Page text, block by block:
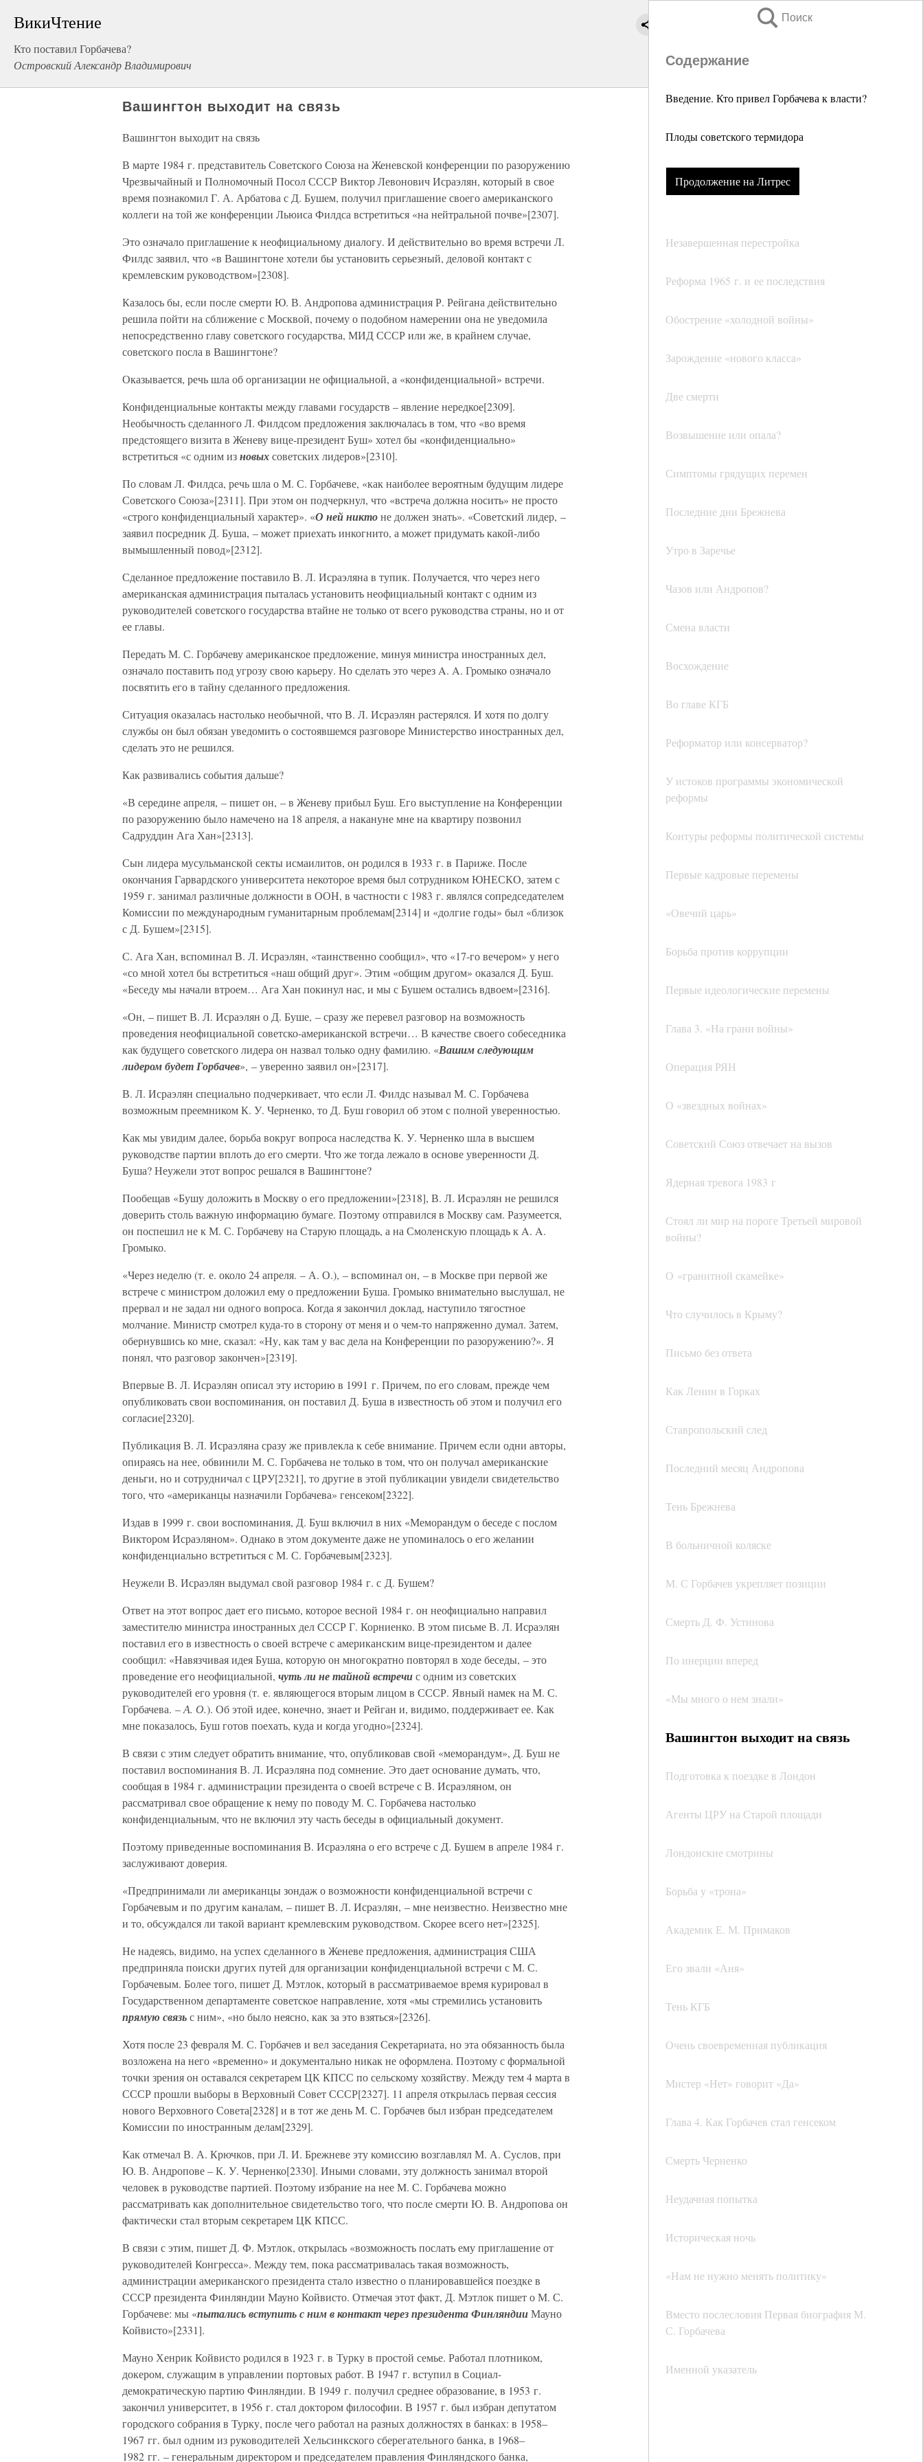
ВикиЧтение
Кто поставил Горбачева?
Островский Александр Владимирович
Поиск
Содержание
Введение. Кто привел Горбачева к власти?
Плоды советского термидора
Продолжение на Литрес
Незавершенная перестройка
Реформа 1965 г. и ее последствия
Обострение «холодной войны»
Зарождение «нового класса»
Две смерти
Возвышение или опала?
Симптомы грядущих перемен
Последние дни Брежнева
Утро в Заречье
Чазов или Андропов?
Смена власти
Восхождение
Во главе КГБ
Реформатор или консерватор?
У истоков программы экономической
реформы
Контуры реформы политической системы
Первые кадровые перемены
«Овечий царь»
Борьба против коррупции
Первые идеологические перемены
Глава 3. «На грани войны»
Операция РЯН
О «звездных войнах»
Советский Союз отвечает на вызов
Ядерная тревога 1983 г
Стоял ли мир на пороге Третьей мировой
войны?
О «гранитной скамейке»
Что случилось в Крыму?
Письмо без ответа
Как Ленин в Горках
Ставропольский след
Последний месяц Андропова
Тень Брежнева
В больничной коляске
М. С Горбачев укрепляет позиции
Смерть Д. Ф. Устинова
По инерции вперед
«Мы много о нем знали»
Вашингтон выходит на связь
Подготовка к поездке в Лондон
Агенты ЦРУ на Старой площади
Лондонские смотрины
Борьба у «трона»
Академик Е. М. Примаков
Его звали «Аня»
Тень КГБ
Очень своевременная публикация
Мистер «Нет» говорит «Да»
Глава 4. Как Горбачев стал генсеком
Смерть Черненко
Неудачная попытка
Историческая ночь
«Нам не нужно менять политику»
Вместо послесловия Первая биография М.
С. Горбачева
Именной указатель
Вашингтон выходит на связь
Вашингтон выходит на связь
В марте 1984 г. представитель Советского Союза на Женевской конференции по разоружению
Чрезвычайный и Полномочный Посол СССР Виктор Левонович Исраэлян, который в свое
время познакомил Г. А. Арбатова с Д. Бушем, получил приглашение своего американского
коллеги на той же конференции Льюиса Филдса встретиться «на нейтральной почве»[2307].
Это означало приглашение к неофициальному диалогу. И действительно во время встречи Л.
Филдс заявил, что «в Вашингтоне хотели бы установить серьезный, деловой контакт с
кремлевским руководством»[2308].
Казалось бы, если после смерти Ю. В. Андропова администрация Р. Рейгана действительно
решила пойти на сближение с Москвой, почему о подобном намерении она не уведомила
непосредственно главу советского государства, МИД СССР или же, в крайнем случае,
советского посла в Вашингтоне?
Оказывается, речь шла об организации не официальной, а «конфиденциальной» встречи.
Конфиденциальные контакты между главами государств – явление нередкое[2309].
Необычность сделанного Л. Филдсом предложения заключалась в том, что «во время
предстоящего визита в Женеву вице-президент Буш» хотел бы «конфиденциально»
встретиться «с одним изновыхсоветских лидеров»[2310].
По словам Л. Филдса, речь шла о М. С. Горбачеве, «как наиболее вероятным будущим лидере
Советского Союза»[2311]. При этом он подчеркнул, что «встреча должна носить» не просто
«строго конфиденциальный характер». «О ней никтоне должен знать». «Советский лидер, –
заявил посредник Д. Буша, – может приехать инкогнито, а может придумать какой-либо
вымышленный повод»[2312].
Сделанное предложение поставило В. Л. Исраэляна в тупик. Получается, что через него
американская администрация пыталась установить неофициальный контакт с одним из
руководителей советского государства втайне не только от всего руководства страны, но и от
ее главы.
Передать М. С. Горбачеву американское предложение, минуя министра иностранных дел,
означало поставить под угрозу свою карьеру. Но сделать это через A. A. Громыко означало
посвятить его в тайну сделанного предложения.
Ситуация оказалась настолько необычной, что В. Л. Исраэлян растерялся. И хотя по долгу
службы он был обязан уведомить о состоявшемся разговоре Министерство иностранных дел,
сделать это не решился.
Как развивались события дальше?
«В середине апреля, – пишет он, – в Женеву прибыл Буш. Его выступление на Конференции
по разоружению было намечено на 18 апреля, а накануне мне на квартиру позвонил
Садруддин Ага Хан»[2313].
Сын лидера мусульманской секты исмаилитов, он родился в 1933 г. в Париже. После
окончания Гарвардского университета некоторое время был сотрудником ЮНЕСКО, затем с
1959 г. занимал различные должности в ООН, в частности с 1983 г. являлся сопредседателем
Комиссии по международным гуманитарным проблемам[2314] и «долгие годы» был «близок
с Д. Бушем»[2315].
С. Ага Хан, вспоминал В. Л. Исраэлян, «таинственно сообщил», что «17-го вечером» у него
«со мной хотел бы встретиться «наш общий друг». Этим «общим другом» оказался Д. Буш.
«Беседу мы начали втроем… Ага Хан покинул нас, и мы с Бушем остались вдвоем»[2316].
«Он, – пишет В. Л. Исраэлян о Д. Буше, – сразу же перевел разговор на возможность
проведения неофициальной советско-американской встречи… В качестве своего собеседника
как будущего советского лидера он назвал только одну фамилию. «Вашим следующим
лидером будет Горбачев», – уверенно заявил он»[2317].
В. Л. Исраэлян специально подчеркивает, что если Л. Филдс называл М. С. Горбачева
возможным преемником К. У. Черненко, то Д. Буш говорил об этом с полной уверенностью.
Как мы увидим далее, борьба вокруг вопроса наследства К. У. Черненко шла в высшем
руководстве партии вплоть до его смерти. Что же тогда лежало в основе уверенности Д.
Буша? Неужели этот вопрос решался в Вашингтоне?
Пообещав «Бушу доложить в Москву о его предложении»[2318], В. Л. Исраэлян не решился
доверить столь важную информацию бумаге. Поэтому отправился в Москву сам. Разумеется,
он поспешил не к М. С. Горбачеву на Старую площадь, а на Смоленскую площадь к A. A.
Громыко.
«Через неделю (т. е. около 24 апреля. – А. О.), – вспоминал он, – в Москве при первой же
встрече с министром доложил ему о предложении Буша. Громыко внимательно выслушал, не
прервал и не задал ни одного вопроса. Когда я закончил доклад, наступило тягостное
молчание. Министр смотрел куда-то в сторону от меня и о чем-то напряженно думал. Затем,
обернувшись ко мне, сказал: «Ну, как там у вас дела на Конференции по разоружению?». Я
понял, что разговор закончен»[2319].
Впервые В. Л. Исраэлян описал эту историю в 1991 г. Причем, по его словам, прежде чем
опубликовать свои воспоминания, он поставил Д. Буша в известность об этом и получил его
согласие[2320].
Публикация В. Л. Исраэляна сразу же привлекла к себе внимание. Причем если одни авторы,
опираясь на нее, обвинили М. С. Горбачева не только в том, что он получал американские
деньги, но и сотрудничал с ЦРУ[2321], то другие в этой публикации увидели свидетельство
того, что «американцы назначили Горбачева» генсеком[2322].
Издав в 1999 г. свои воспоминания, Д. Буш включил в них «Меморандум о беседе с послом
Виктором Исраэляном». Однако в этом документе даже не упоминалось о его желании
конфиденциально встретиться с М. С. Горбачевым[2323].
Неужели В. Исраэлян выдумал свой разговор 1984 г. с Д. Бушем?
Ответ на этот вопрос дает его письмо, которое весной 1984 г. он неофициально направил
заместителю министра иностранных дел СССР Г. Корниенко. В этом письме В. Л. Исраэлян
поставил его в известность о своей встрече с американским вице-президентом и далее
сообщил: «Навязчивая идея Буша, которую он многократно повторял в ходе беседы, – это
проведение его неофициальной, чуть ли не тайной встречис одним из советских
руководителей его уровня (т. е. являющегося вторым лицом в СССР. Явный намек на М. С.
Горбачева. –А. О.). Об этой идее, конечно, знает и Рейган и, видимо, поддерживает ее. Как
мне показалось, Буш готов поехать, куда и когда угодно»[2324].
В связи с этим следует обратить внимание, что, опубликовав свой «меморандум», Д. Буш не
поставил воспоминания В. Л. Исраэляна под сомнение. Это дает основание думать, что,
сообщая в 1984 г. администрации президента о своей встрече с В. Исраэляном, он
рассматривал свое обращение к нему по поводу М. С. Горбачева настолько
конфиденциальным, что не включил эту часть беседы в официальный документ.
Поэтому приведенные воспоминания В. Исраэляна о его встрече с Д. Бушем в апреле 1984 г.
заслуживают доверия.
«Предпринимали ли американцы зондаж о возможности конфиденциальной встречи с
Горбачевым и по другим каналам, – пишет В. Л. Исраэлян, – мне неизвестно. Неизвестно мне
и то, обсуждался ли такой вариант кремлевским руководством. Скорее всего нет»[2325].
Не надеясь, видимо, на успех сделанного в Женеве предложения, администрация США
предприняла поиски других путей для организации конфиденциальной встречи с М. С.
Горбачевым. Более того, пишет Д. Мэтлок, который в рассматриваемое время курировал в
Государственном департаменте советское направление, хотя «мы стремились установить
прямую связьс ним», «но было неясно, как за это взяться»[2326].
Хотя после 23 февраля М. С. Горбачев и вел заседания Секретариата, но эта обязанность была
возложена на него «временно» и документально никак не оформлена. Поэтому с формальной
точки зрения он оставался секретарем ЦК КПСС по сельскому хозяйству. Между тем 4 марта в
СССР прошли выборы в Верховный Совет СССР[2327]. 11 апреля открылась первая сессия
нового Верховного Совета[2328] и в тот же день М. С. Горбачев был избран председателем
Комиссии по иностранным делам[2329].
Как отмечал В. А. Крючков, при Л. И. Брежневе эту комиссию возглавлял М. А. Суслов, при
Ю. В. Андропове – К. У. Черненко[2330]. Иными словами, эту должность занимал второй
человек в руководстве партией. Поэтому избрание на нее М. С. Горбачева можно
рассматривать как дополнительное свидетельство того, что после смерти Ю. В. Андропова он
фактически стал вторым секретарем ЦК КПСС.
В связи с этим, пишет Д. Ф. Мэтлок, открылась «возможность послать ему приглашение от
руководителей Конгресса». Между тем, пока рассматривалась такая возможность,
администрации американского президента стало известно о планировавшейся поездке в
СССР президента Финляндии Мауно Койвисто. Отмечая этот факт, Д. Мэтлок пишет о М. С.
Горбачеве: мы «пытались вступить с ним в контакт через президента ФинляндииМауно
Койвисто»[2331].
Мауно Хенрик Койвисто родился в 1923 г. в Турку в простой семье. Работал плотником,
докером, служащим в управлении портовых работ. В 1947 г. вступил в Социал-
демократическую партию Финляндии. В 1949 г. получил среднее образование, в 1953 г.
закончил университет, в 1956 г. стал доктором философии. В 1957 г. был избран депутатом
городского собрания в Турку, после чего работал на разных должностях в банках: в 1958–
1967 гг. был одним из руководителей Хельсинкского сберегательного банка, в 1968–
1982 гг. – генеральным директором и председателем правления Финляндского банка,